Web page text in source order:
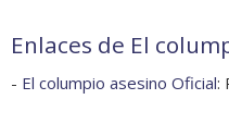
Enlaces de El
- El columpio asesino Oficial: